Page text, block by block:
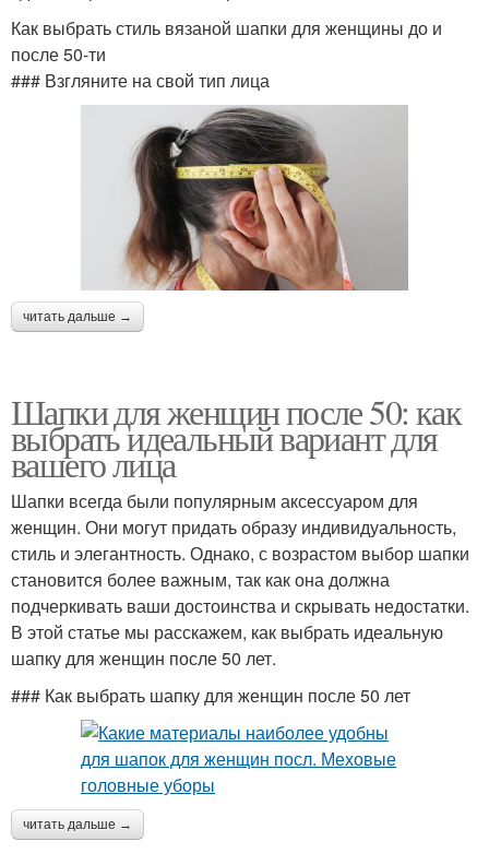
Как выбрать стиль вязаной шапки для женщины до и
после 50-ти
### Взгляните на свой тип лица
читать дальше →
Шапки для женщин после 50: как
выбрать идеальный вариант для
вашего лица
Шапки всегда были популярным аксессуаром для
женщин. Они могут придать образу индивидуальность,
стиль и элегантность. Однако, с возрастом выбор шапки
становится более важным, так как она должна
подчеркивать ваши достоинства и скрывать недостатки.
В этой статье мы расскажем, как выбрать идеальную
шапку для женщин после 50 лет.
### Как выбрать шапку для женщин после 50 лет
читать дальше →